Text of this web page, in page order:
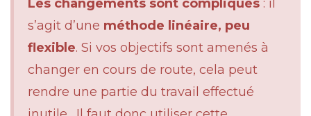
Les changements sont compliqués : il
s’agit d’une méthode linéaire, peu
flexible. Si vos objectifs sont amenés à
changer en cours de route, cela peut
rendre une partie du travail effectué